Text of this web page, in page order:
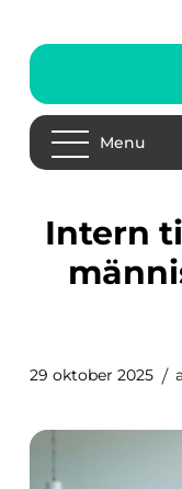
Menu
Intern tillväxt: Att skala
29 oktober 2025